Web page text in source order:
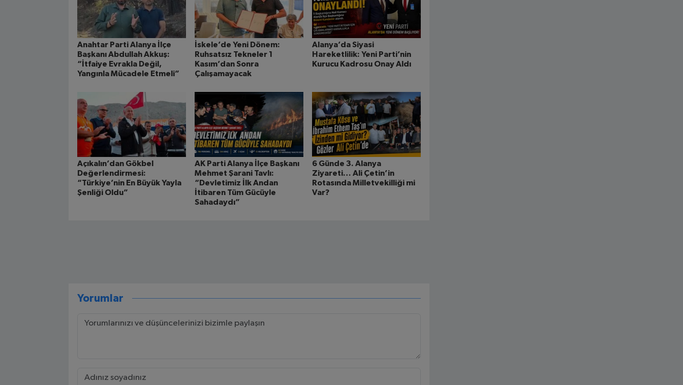
Anahtar Parti Alanya İlçe
Başkanı Abdullah Akkuş:
“İtfaiye Evrakla Değil,
Yangınla Mücadele Etmeli”
İskele’de Yeni Dönem:
Ruhsatsız Tekneler 1
Kasım’dan Sonra
Çalışamayacak
Alanya’da Siyasi
Hareketlilik: Yeni Parti’nin
Kurucu Kadrosu Onay Aldı
Açıkalın’dan Gökbel
Değerlendirmesi:
“Türkiye’nin En Büyük Yayla
Şenliği Oldu”
AK Parti Alanya İlçe Başkanı
Mehmet Şarani Tavlı:
“Devletimiz İlk Andan
İtibaren Tüm Gücüyle
Sahadaydı”
6 Günde 3. Alanya
Ziyareti… Ali Çetin’in
Rotasında Milletvekilliği mi
Var?
Yorumlar